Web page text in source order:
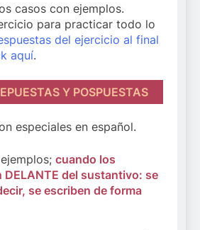
casos con ejemplos.
para practicar todo lo
del ejercicio al final
aquí.
Y POSPUESTAS
especiales en español.
cuando los
del sustantivo: se
se escriben de forma